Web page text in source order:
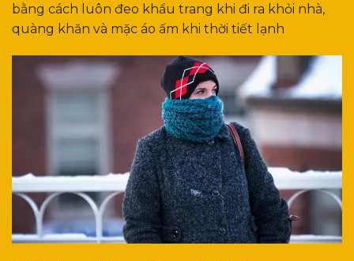
bằng cách luôn đeo khẩu trang khi đi ra khỏi nhà,
quàng khăn và mặc áo ấm khi thời tiết lạnh